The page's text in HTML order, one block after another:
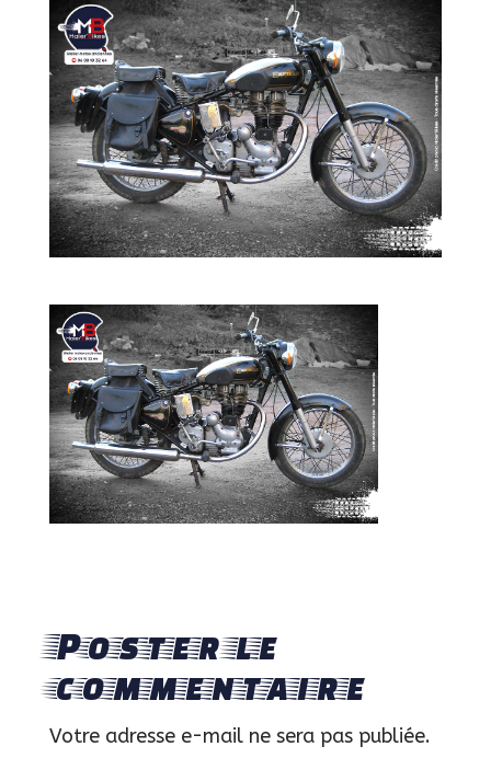
Poster le
commentaire
Votre adresse e-mail ne sera pas publiée.